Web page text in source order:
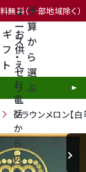
無料（一部地域除く）
ギ
フ
ト
お
供
え
ュ
ー
ス
・
ゼ
リ
ー
予
算
か
ら
選
ぶ
お
電
話
か
ら
の
クラウンメロン【白